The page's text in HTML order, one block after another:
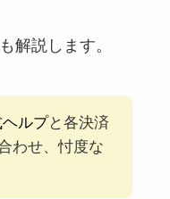
解説します。
ルプと各決済
わせ、忖度な